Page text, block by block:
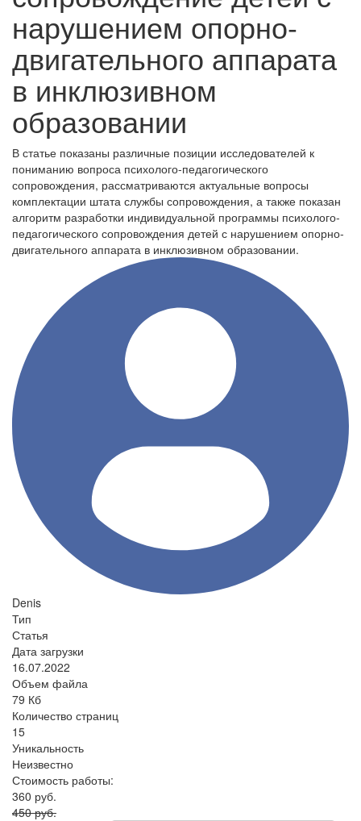
нарушением опорно-
двигательного аппарата
в инклюзивном
образовании
В статье показаны различные позиции исследователей к
пониманию вопроса психолого-педагогического
сопровождения, рассматриваются актуальные вопросы
комплектации штата службы сопровождения, а также показан
алгоритм разработки индивидуальной программы психолого-
педагогического сопровождения детей с нарушением опорно-
двигательного аппарата в инклюзивном образовании.
Denis
Тип
Статья
Дата загрузки
16.07.2022
Объем файла
79 Кб
Количество страниц
15
Уникальность
Неизвестно
Стоимость работы:
360 руб.
450 руб.